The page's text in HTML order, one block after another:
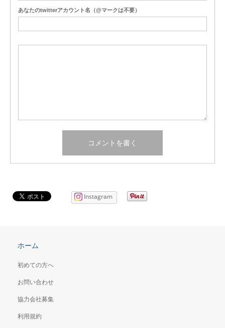
あなたのtwitterアカウント名（@マークは不要）
Instagram
ホーム
初めての方へ
お問い合わせ
協力会社募集
利用規約